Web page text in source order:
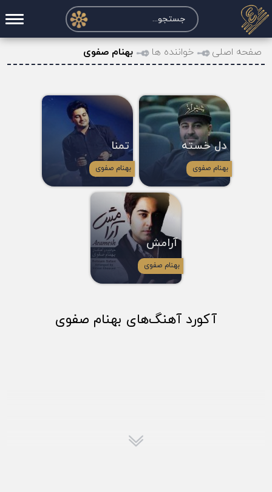
صفحه اصلی
نت و تبلچر
تماس با ما
حساب کاربری
صفحه اصلی خواننده ها بهنام صفوی
دل خسته
بهنام صفوی
تمنا
بهنام صفوی
آرامش
بهنام صفوی
آکورد آهنگ‌های بهنام صفوی